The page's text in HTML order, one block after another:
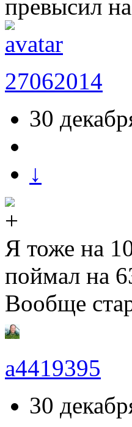
превысил
27062014
30
↓
Я тоже на
поймал на
Вообще
a4419395
30